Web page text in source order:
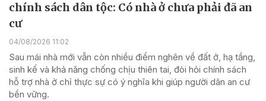
chính sách dân tộc: Có nhà ở chưa phải đã an
cư
04/08/2026 11:02
Sau mái nhà mới vẫn còn nhiều điểm nghẽn về đất ở, hạ tầng,
sinh kế và khả năng chống chịu thiên tai, đòi hỏi chính sách
hỗ trợ nhà ở chỉ thực sự có ý nghĩa khi giúp người dân an cư
bền vững.